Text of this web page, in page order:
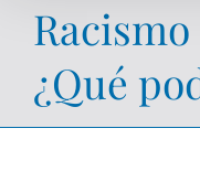
¿Qué